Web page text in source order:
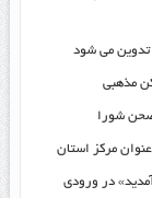
تدوین می شود
صحن شورا
مرکز استان
در ورودی